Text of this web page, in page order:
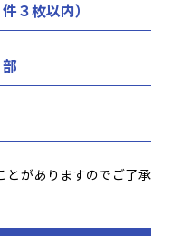
３枚以内）
がありますのでご了承